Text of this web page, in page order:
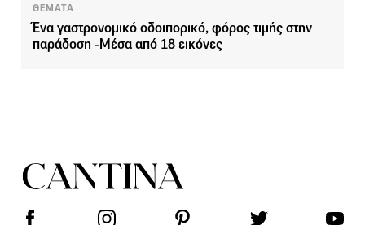
ΘΕΜΑΤΑ
Ένα γαστρονομικό οδοιπορικό, φόρος τιμής στην
παράδοση -Μέσα από 18 εικόνες